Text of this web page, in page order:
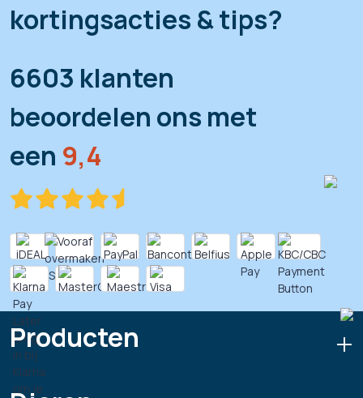
kortingsacties & tips?
6603 klanten
beoordelen ons met
een 9,4
Producten